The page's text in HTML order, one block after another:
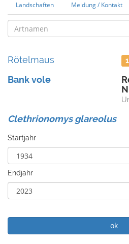
Landschaften Meldung / Kontakt
Rötelmaus
Bank vole
Clethrionomys glareolus
Startjahr
Endjahr
ok